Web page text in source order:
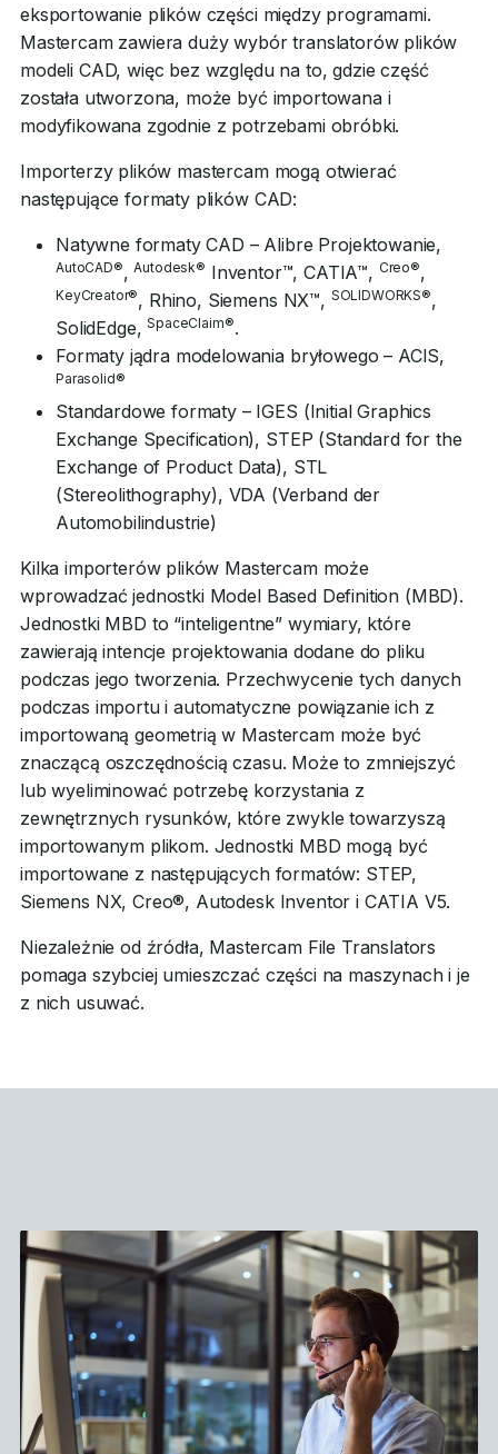
eksportowanie plików części między programami.
Mastercam zawiera duży wybór translatorów plików
modeli CAD, więc bez względu na to, gdzie część
została utworzona, może być importowana i
modyfikowana zgodnie z potrzebami obróbki.
Importerzy plików mastercam mogą otwierać
następujące formaty plików CAD:
Natywne formaty CAD – Alibre Projektowanie,
AutoCAD®,Autodesk® Inventor™, CATIA™, Creo®,
KeyCreator®, Rhino, Siemens NX™, SOLIDWORKS®,
SolidEdge,SpaceClaim®.
Formaty jądra modelowania bryłowego – ACIS,
Parasolid®
Standardowe formaty – IGES (Initial Graphics
Exchange Specification), STEP (Standard for the
Exchange of Product Data), STL
(Stereolithography), VDA (Verband der
Automobilindustrie)
Kilka importerów plików Mastercam może
wprowadzać jednostki Model Based Definition (MBD).
Jednostki MBD to “inteligentne” wymiary, które
zawierają intencje projektowania dodane do pliku
podczas jego tworzenia. Przechwycenie tych danych
podczas importu i automatyczne powiązanie ich z
importowaną geometrią w Mastercam może być
znaczącą oszczędnością czasu. Może to zmniejszyć
lub wyeliminować potrzebę korzystania z
zewnętrznych rysunków, które zwykle towarzyszą
importowanym plikom. Jednostki MBD mogą być
importowane z następujących formatów: STEP,
Siemens NX, Creo®, Autodesk Inventor i CATIA V5.
Niezależnie od źródła, Mastercam File Translators
pomaga szybciej umieszczać części na maszynach i je
z nich usuwać.